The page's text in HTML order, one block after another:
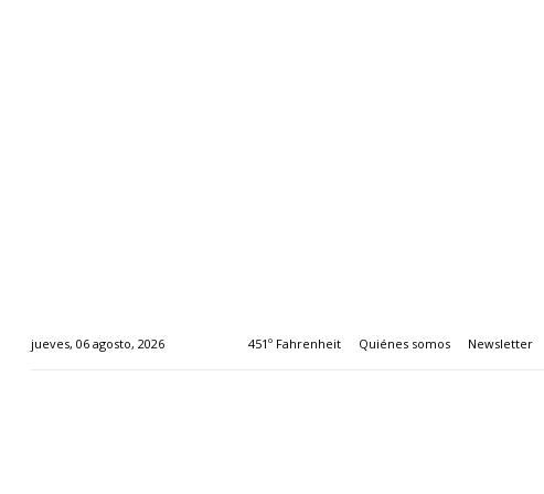
jueves, 06 agosto, 2026 451º Fahrenheit Quiénes somos Newsletter